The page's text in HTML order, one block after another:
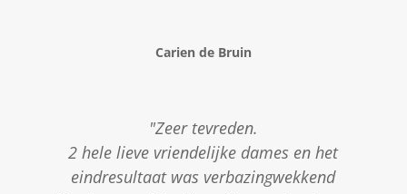
Carien de Bruin
"Zeer tevreden.
2 hele lieve vriendelijke dames en het
eindresultaat was verbazingwekkend